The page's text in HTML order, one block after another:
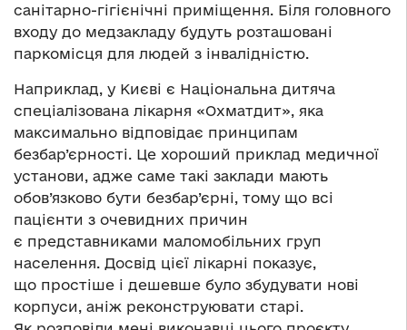
санітарно-гігієнічні приміщення. Біля головного
входу до медзакладу будуть розташовані
паркомісця для людей з інвалідністю.
Наприклад, у Києві є Національна дитяча
спеціалізована лікарня «Охматдит», яка
максимально відповідає принципам
безбар’єрності. Це хороший приклад медичної
установи, адже саме такі заклади мають
обов’язково бути безбар’єрні, тому що всі
пацієнти з очевидних причин
є представниками маломобільних груп
населення. Досвід цієї лікарні показує,
що простіше і дешевше було збудувати нові
корпуси, аніж реконструювати старі.